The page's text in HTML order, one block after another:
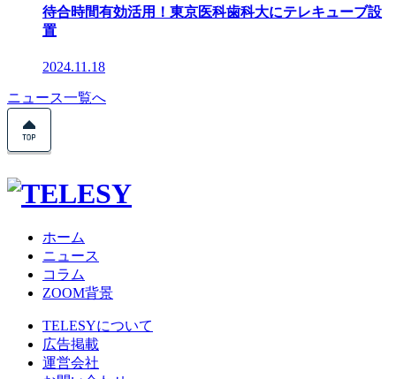
待合時間有効活用！東京医科歯科大にテレキューブ設
置
2024.11.18
ニュース一覧へ
ホーム
ニュース
コラム
ZOOM背景
TELESYについて
広告掲載
運営会社